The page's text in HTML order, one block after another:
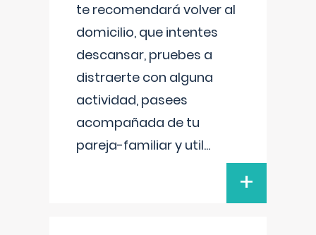
te recomendará volver al
domicilio, que intentes
descansar, pruebes a
distraerte con alguna
actividad, pasees
acompañada de tu
pareja-familiar y util...
+